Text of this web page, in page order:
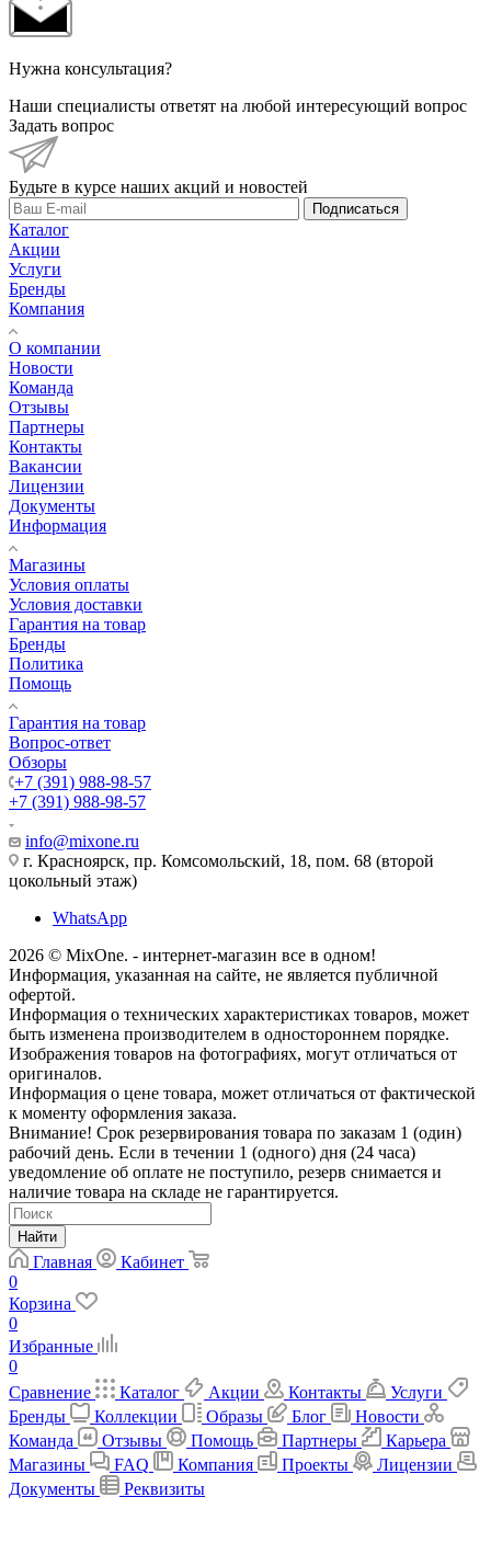
Нужна консультация?
Наши специалисты ответят на любой интересующий вопрос
Задать вопрос
Будьте в курсе наших акций и новостей
Подписаться
Каталог
Акции
Услуги
Бренды
Компания
О компании
Новости
Команда
Отзывы
Партнеры
Контакты
Вакансии
Лицензии
Документы
Информация
Магазины
Условия оплаты
Условия доставки
Гарантия на товар
Бренды
Политика
Помощь
Гарантия на товар
Вопрос-ответ
Обзоры
+7 (391) 988-98-57
+7 (391) 988-98-57
info@mixone.ru
г. Красноярск, пр. Комсомольский, 18, пом. 68 (второй
цокольный этаж)
WhatsApp
2026 © MixOne. - интернет-магазин все в одном!
Информация, указанная на сайте, не является публичной
офертой.
Информация о технических характеристиках товаров, может
быть изменена производителем в одностороннем порядке.
Изображения товаров на фотографиях, могут отличаться от
оригиналов.
Информация о цене товара, может отличаться от фактической
к моменту оформления заказа.
Внимание! Срок резервирования товара по заказам 1 (один)
рабочий день. Если в течении 1 (одного) дня (24 часа)
уведомление об оплате не поступило, резерв снимается и
наличие товара на складе не гарантируется.
Найти
Главная
Кабинет
0
Корзина
0
Избранные
0
Сравнение
Каталог Акции Контакты
Услуги
Бренды
Коллекции Образы Блог
Новости
Команда
Отзывы Помощь Партнеры
Карьера
Магазины
FAQ Компания Проекты
Лицензии
Документы
Реквизиты